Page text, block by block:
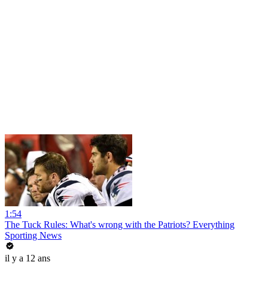
1:54
The Tuck Rules: What's wrong with the Patriots? Everything
Sporting News
il y a 12 ans